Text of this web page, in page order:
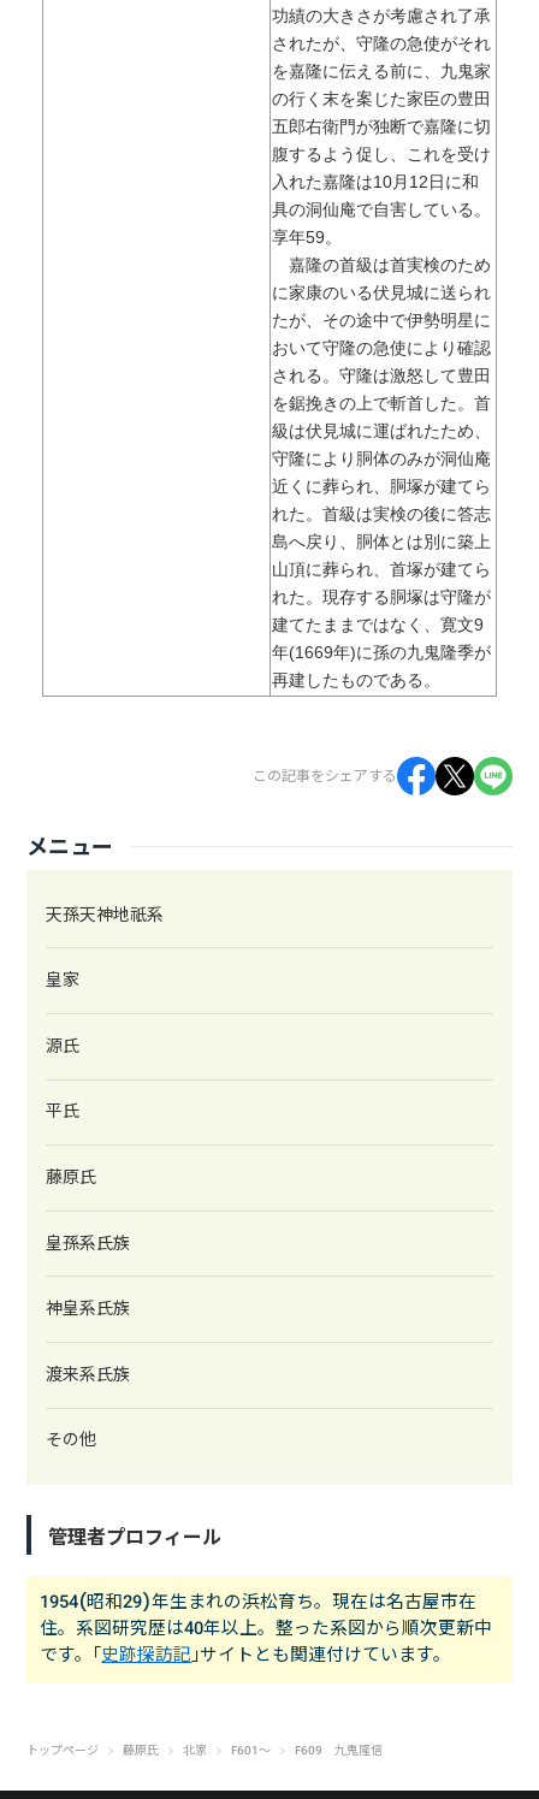
功績の大きさが考慮され了承
されたが、守隆の急使がそれ
を嘉隆に伝える前に、九鬼家
の行く末を案じた家臣の豊田
五郎右衛門が独断で嘉隆に切
腹するよう促し、これを受け
入れた嘉隆は10月12日に和
具の洞仙庵で自害している。
享年59。
嘉隆の首級は首実検のため
に家康のいる伏見城に送られ
たが、その途中で伊勢明星に
おいて守隆の急使により確認
される。守隆は激怒して豊田
を鋸挽きの上で斬首した。首
級は伏見城に運ばれたため、
守隆により胴体のみが洞仙庵
近くに葬られ、胴塚が建てら
れた。首級は実検の後に答志
島へ戻り、胴体とは別に築上
山頂に葬られ、首塚が建てら
れた。現存する胴塚は守隆が
建てたままではなく、寛文9
年(1669年)に孫の九鬼隆季が
再建したものである。
この記事をシェアする
メニュー
天孫天神地祇系
皇家
源氏
平氏
藤原氏
皇孫系氏族
神皇系氏族
渡来系氏族
その他
管理者プロフィール
1954(昭和29)年生まれの浜松育ち。現在は名古屋市在
住。系図研究歴は40年以上。整った系図から順次更新中
です。｢史跡探訪記 ｣サイトとも関連付けています。
トップページ 藤原氏 北家 F601～ F609 九鬼隆信